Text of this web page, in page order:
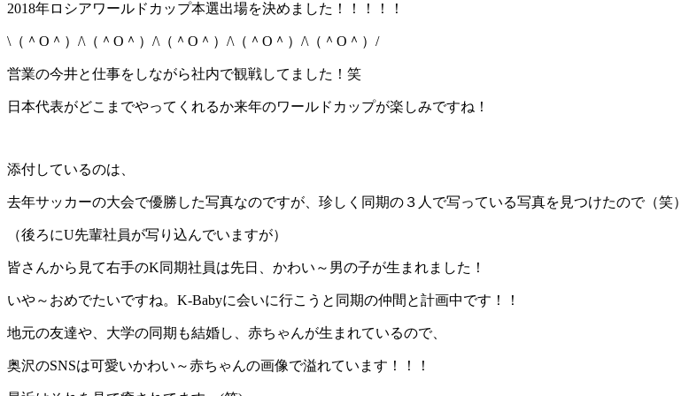
2018年ロシアワールドカップ本選出場を決めました！！！！！
\（＾O＾）/\（＾O＾）/\（＾O＾）/\（＾O＾）/\（＾O＾）/
営業の今井と仕事をしながら社内で観戦してました！笑
日本代表がどこまでやってくれるか来年のワールドカップが楽しみですね！
添付しているのは、
去年サッカーの大会で優勝した写真なのですが、珍しく同期の３人で写っている写真を見つけたので（笑）
（後ろにU先輩社員が写り込んでいますが）
皆さんから見て右手のK同期社員は先日、かわい～男の子が生まれました！
いや～おめでたいですね。K-Babyに会いに行こうと同期の仲間と計画中です！！
地元の友達や、大学の同期も結婚し、赤ちゃんが生まれているので、
奥沢のSNSは可愛いかわい～赤ちゃんの画像で溢れています！！！